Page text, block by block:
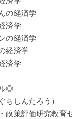
の経済学
済学
の経済学
経済学
済学
◎
ちしんたろう）
政策評価研究教育